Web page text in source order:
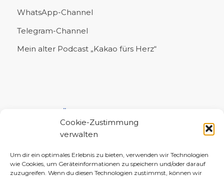
Cookie-Zustimmung
verwalten
Um dir ein optimales Erlebnis zu bieten, verwenden wir Technologien
wie Cookies, um Geräteinformationen zu speichern und/oder darauf
zuzugreifen. Wenn du diesen Technologien zustimmst, können wir
WhatsApp-Channel
Telegram-Channel
Mein alter Podcast „Kakao fürs Herz“